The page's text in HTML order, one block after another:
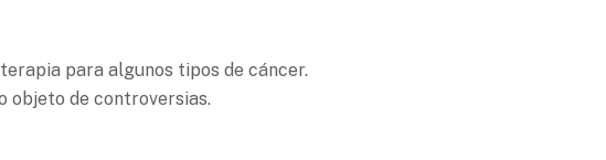
para algunos tipos de cáncer.
objeto de controversias.